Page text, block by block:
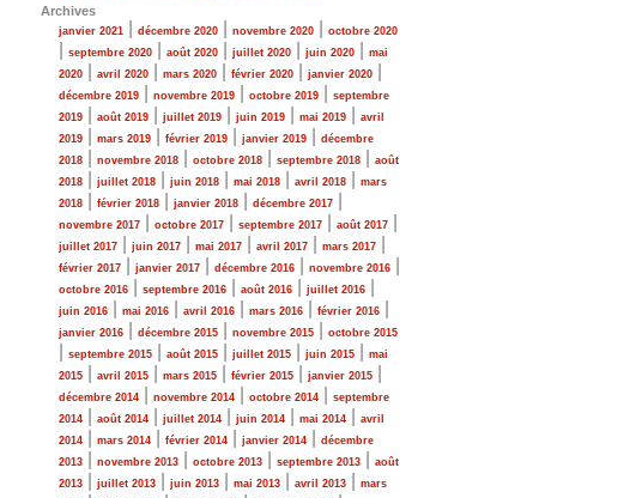
Archives
janvier 2021 décembre 2020 novembre 2020 octobre 2020
septembre 2020 août 2020 juillet 2020 juin 2020
mai
2020
avril 2020 mars 2020 février 2020 janvier 2020
décembre 2019 novembre 2019 octobre 2019
septembre
2019
août 2019 juillet 2019 juin 2019 mai 2019
avril
2019
mars 2019 février 2019 janvier 2019
décembre
2018
novembre 2018 octobre 2018 septembre 2018
août
2018
juillet 2018 juin 2018 mai 2018 avril 2018
mars
2018
février 2018 janvier 2018 décembre 2017
novembre 2017 octobre 2017 septembre 2017 août 2017
juillet 2017 juin 2017 mai 2017 avril 2017 mars 2017
février 2017 janvier 2017 décembre 2016 novembre 2016
octobre 2016 septembre 2016 août 2016 juillet 2016
juin 2016 mai 2016 avril 2016 mars 2016 février 2016
janvier 2016 décembre 2015 novembre 2015 octobre 2015
septembre 2015 août 2015 juillet 2015 juin 2015
mai
2015
avril 2015 mars 2015 février 2015 janvier 2015
décembre 2014 novembre 2014 octobre 2014
septembre
2014
août 2014 juillet 2014 juin 2014 mai 2014
avril
2014
mars 2014 février 2014 janvier 2014
décembre
2013
novembre 2013 octobre 2013 septembre 2013
août
2013
juillet 2013 juin 2013 mai 2013 avril 2013
mars